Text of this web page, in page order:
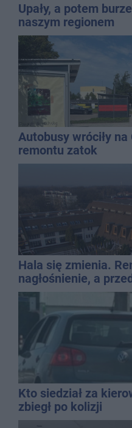
Upały, a potem
naszym regionem
Autobusy wróciły
remontu zatok
Hala się zmienia.
nagłośnienie, a
QEMETICA ARENA
Kto siedział za
zbiegł po kolizji